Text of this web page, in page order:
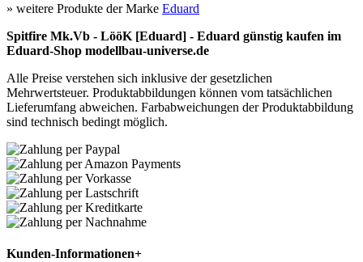
» weitere Produkte der Marke Eduard
Spitfire Mk.Vb - LööK [Eduard] - Eduard günstig kaufen im
Eduard-Shop modellbau-universe.de
Alle Preise verstehen sich inklusive der gesetzlichen
Mehrwertsteuer. Produktabbildungen können vom tatsächlichen
Lieferumfang abweichen. Farbabweichungen der Produktabbildung
sind technisch bedingt möglich.
Kunden-Informationen+